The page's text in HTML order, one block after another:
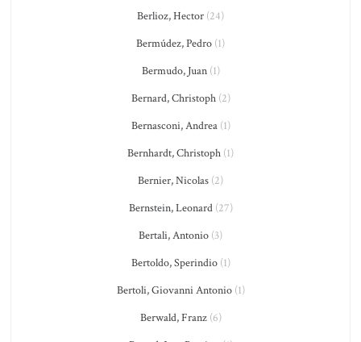
Berlioz, Hector (24)
Bermúdez, Pedro (1)
Bermudo, Juan(1)
Bernard, Christoph(2)
Bernasconi, Andrea(1)
Bernhardt, Christoph (1)
Bernier, Nicolas (2)
Bernstein, Leonard(27)
Bertali, Antonio (3)
Bertoldo, Sperindio(1)
Bertoli, Giovanni Antonio(1)
Berwald, Franz(6)